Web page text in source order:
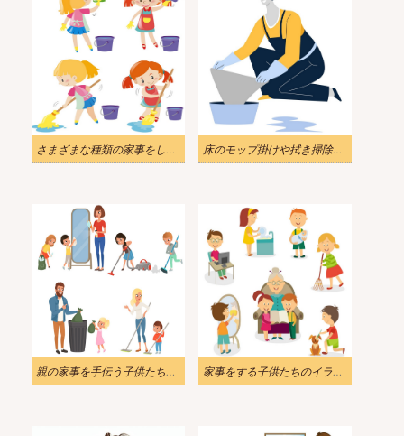
さまざまな種類の家事をしている女の子のイラスト 床のモップ掛けや拭き掃除のイラスト
親の家事を手伝う子供たちのイラスト 家事をする子供たちのイラスト 2